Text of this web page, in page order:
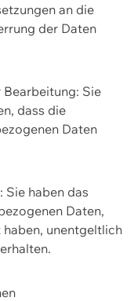
an die
der Daten
Bearbeitung: Sie
dass die
Daten
Sie haben das
Daten,
unentgeltlich